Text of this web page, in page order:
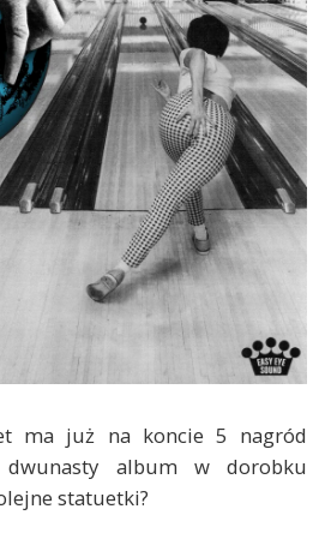
ma już na koncie 5 nagród
dwunasty album w dorobku
statuetki?